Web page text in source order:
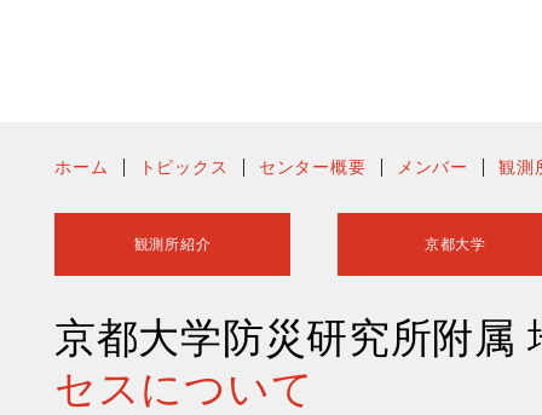
ホーム トピックス センター概要 メンバー 観測
観測所紹介 京都大学
京都大学防災研究所附
セスについて